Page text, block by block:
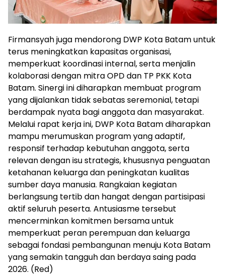
Firmansyah juga mendorong DWP Kota Batam untuk
terus meningkatkan kapasitas organisasi,
memperkuat koordinasi internal, serta menjalin
kolaborasi dengan mitra OPD dan TP PKK Kota
Batam. Sinergi ini diharapkan membuat program
yang dijalankan tidak sebatas seremonial, tetapi
berdampak nyata bagi anggota dan masyarakat.
Melalui rapat kerja ini, DWP Kota Batam diharapkan
mampu merumuskan program yang adaptif,
responsif terhadap kebutuhan anggota, serta
relevan dengan isu strategis, khususnya penguatan
ketahanan keluarga dan peningkatan kualitas
sumber daya manusia. Rangkaian kegiatan
berlangsung tertib dan hangat dengan partisipasi
aktif seluruh peserta. Antusiasme tersebut
mencerminkan komitmen bersama untuk
memperkuat peran perempuan dan keluarga
sebagai fondasi pembangunan menuju Kota Batam
yang semakin tangguh dan berdaya saing pada
2026. (Red)